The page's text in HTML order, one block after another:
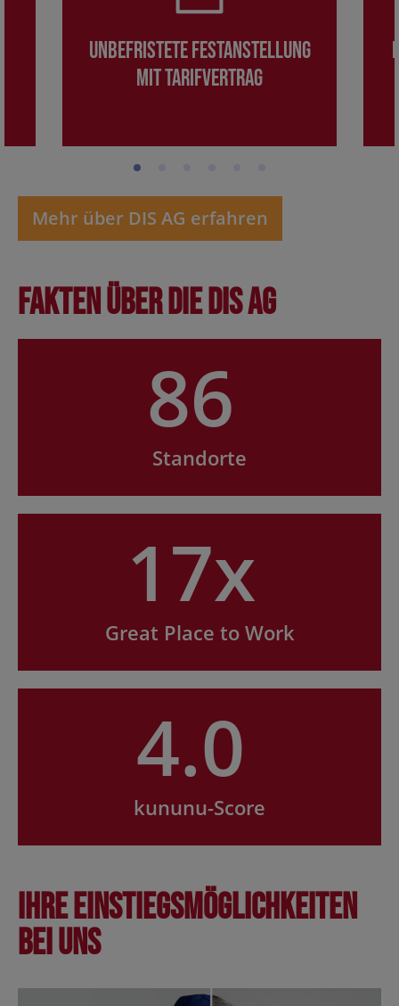
Unbefristete Festanstellung
mit Tarifvertrag
Mehr über DIS AG erfahren
Fakten über die DIS AG
86
Standorte
17x
Great Place to Work
4.0
kununu-Score
Ihre Einstiegsmöglichkeiten
bei uns